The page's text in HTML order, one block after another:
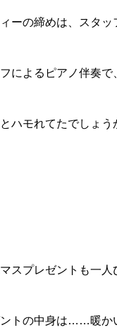
ーの締めは、スタ
によるピアノ伴奏
ハモれてたでしょう
スプレゼントも一
トの中身は……暖か